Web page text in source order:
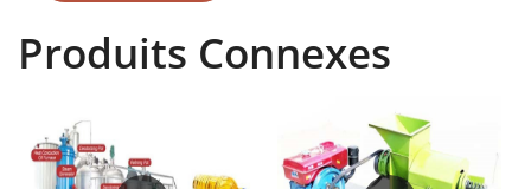
Huatai ont une usine de moulin à huile FFB à vendre. Notre
stérilisation, du battage et de l'écrasement, la pulpe est devenue
molle et a endommagé la structure cellulaire de la pulpe, le copain.
Produits Connexes